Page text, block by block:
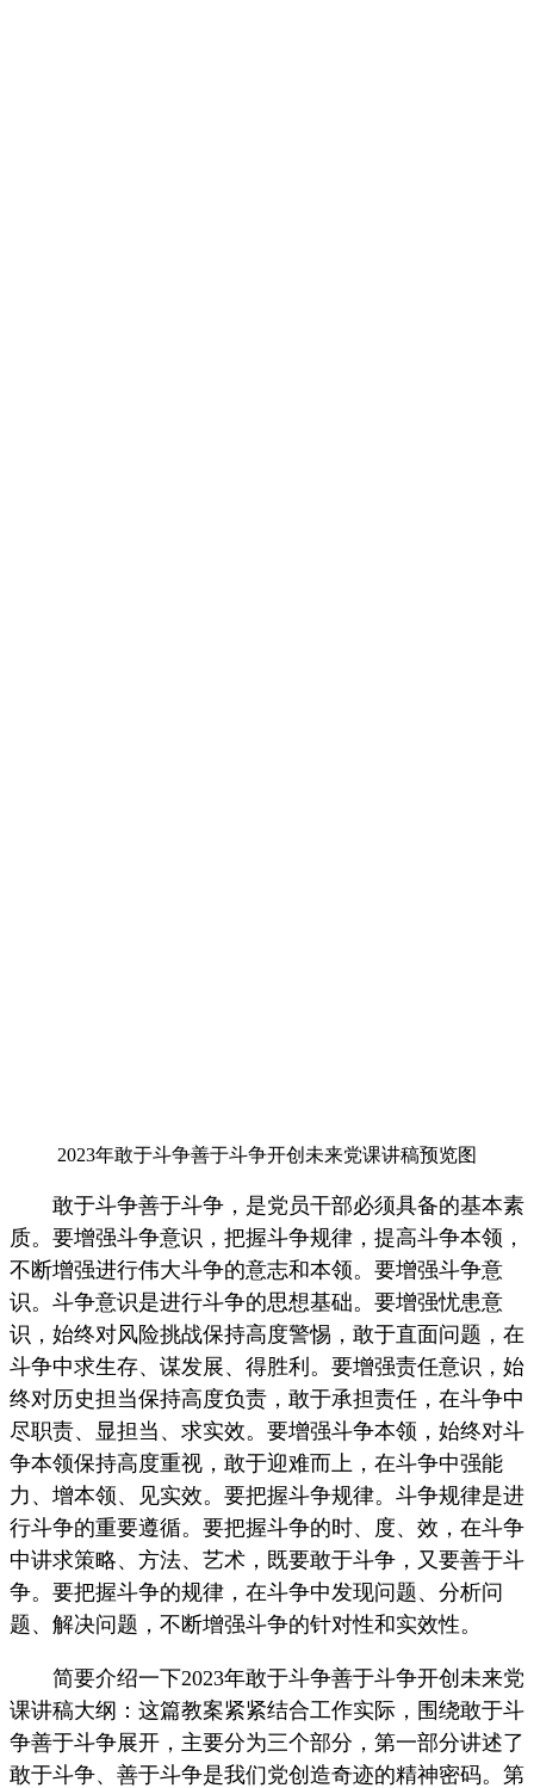
2023年敢于斗争善于斗争开创未来党课讲稿预览图
敢于斗争善于斗争，是党员干部必须具备的基本素
质。要增强斗争意识，把握斗争规律，提高斗争本领，
不断增强进行伟大斗争的意志和本领。要增强斗争意
识。斗争意识是进行斗争的思想基础。要增强忧患意
识，始终对风险挑战保持高度警惕，敢于直面问题，在
斗争中求生存、谋发展、得胜利。要增强责任意识，始
终对历史担当保持高度负责，敢于承担责任，在斗争中
尽职责、显担当、求实效。要增强斗争本领，始终对斗
争本领保持高度重视，敢于迎难而上，在斗争中强能
力、增本领、见实效。要把握斗争规律。斗争规律是进
行斗争的重要遵循。要把握斗争的时、度、效，在斗争
中讲求策略、方法、艺术，既要敢于斗争，又要善于斗
争。要把握斗争的规律，在斗争中发现问题、分析问
题、解决问题，不断增强斗争的针对性和实效性。
简要介绍一下2023年敢于斗争善于斗争开创未来党
课讲稿大纲：这篇教案紧紧结合工作实际，围绕敢于斗
争善于斗争展开，主要分为三个部分，第一部分讲述了
敢于斗争、善于斗争是我们党创造奇迹的精神密码。 第